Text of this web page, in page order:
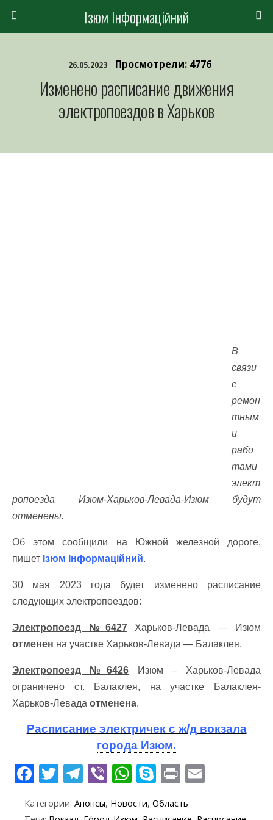
Ізюм Інформаційний
26.05.2023 Просмотрели: 4776
Изменено расписание движения
электропоездов в Харьков
В
связи
с
ремон
тным
и
рабо
тами
элект
ропоезда Изюм-Харьков-Левада-Изюм будут
отменены.
Об этом сообщили на Южной железной дороге,
пишет Ізюм Інформаційний.
30 мая 2023 года будет изменено расписание
следующих электропоездов:
Электропоезд №6427Харьков-Левада — Изюм
отменен на участке Харьков-Левада — Балаклея.
Электропоезд №6426 Изюм – Харьков-Левада
ограничено ст. Балаклея, на участке Балаклея-
Харьков-Левада отменена.
Расписание электричек с ж/д вокзала
города Изюм.
F
e
T
itt
T
e
Vi
er
W
at
S
k
y
Pr
t ai
Категории: Анонсы, Новости, Область